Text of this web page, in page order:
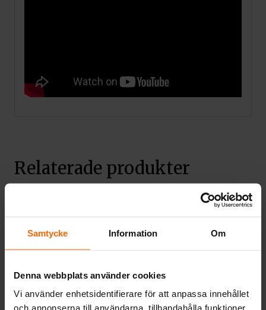
Samtycke Information Om
Denna webbplats använder cookies
Vi använder enhetsidentifierare för att anpassa innehållet
och annonserna till användarna, tillhandahålla funktioner
Relaterade produkter
ELDKORGAR FRÅN